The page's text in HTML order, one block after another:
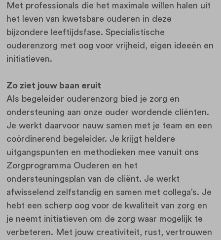
Met professionals die het maximale willen halen uit
het leven van kwetsbare ouderen in deze
bijzondere leeftijdsfase. Specialistische
ouderenzorg met oog voor vrijheid, eigen ideeën en
initiatieven.
Zo ziet jouw baan eruit
Als begeleider ouderenzorg bied je zorg en
ondersteuning aan onze ouder wordende cliënten.
Je werkt daarvoor nauw samen met je team en een
coördinerend begeleider. Je krijgt heldere
uitgangspunten en methodieken mee vanuit ons
Zorgprogramma Ouderen en het
ondersteuningsplan van de cliënt. Je werkt
afwisselend zelfstandig en samen met collega’s. Je
hebt een scherp oog voor de kwaliteit van zorg en
je neemt initiatieven om de zorg waar mogelijk te
verbeteren. Met jouw creativiteit, rust, vertrouwen